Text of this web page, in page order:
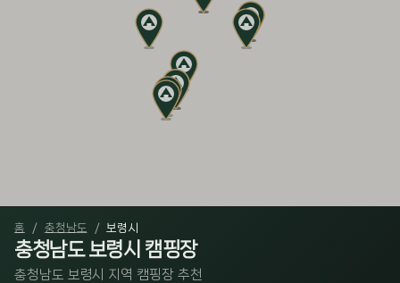
홈 충청남도 보령시
충청남도 보령시 캠핑장
충청남도 보령시 지역 캠핑장 추천